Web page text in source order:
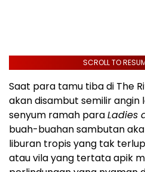
SCROLL TO
Saat para tamu tiba di The
akan disambut semilir angin
senyum ramah paraLadies
buah-buahan sambutan
liburan tropis yang tak
atau vila yang tertata apik